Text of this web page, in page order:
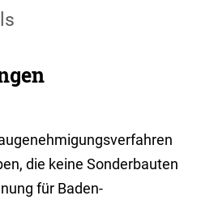
die keine Sonderbauten
für Baden-